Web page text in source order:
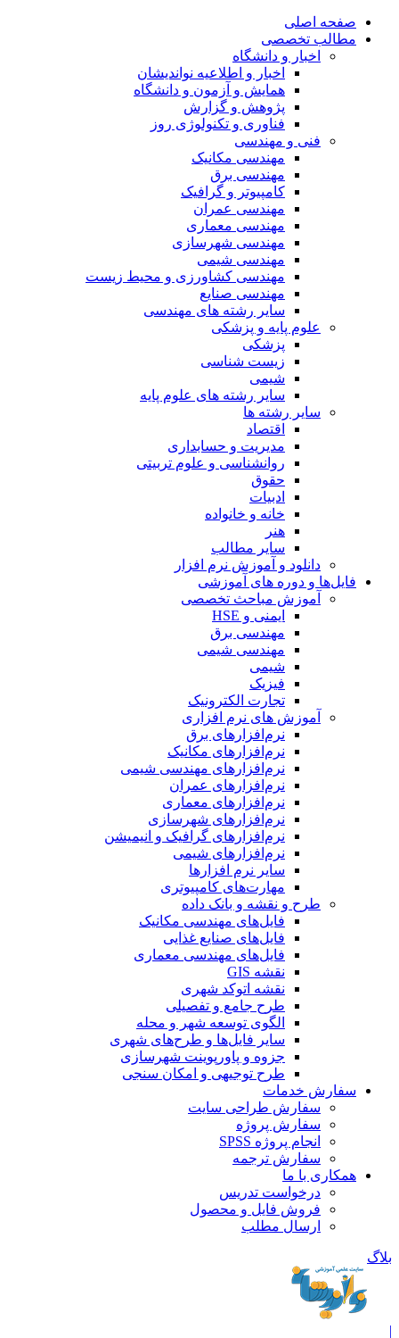
صفحه اصلی
مطالب تخصصی
اخبار و دانشگاه
اخبار و اطلاعیه نواندیشان
همایش و آزمون و دانشگاه
پژوهش و گزارش
فناوری و تکنولوژی روز
فنی و مهندسی
مهندسی مکانیک
مهندسی برق
کامپیوتر و گرافیک
مهندسی عمران
مهندسی معماری
مهندسی شهرسازی
مهندسی شیمی
مهندسی کشاورزی و محیط زیست
مهندسی صنایع
سایر رشته های مهندسی
علوم پایه و پزشکی
پزشکی
زیست شناسی
شیمی
سایر رشته های علوم پایه
سایر رشته ها
اقتصاد
مدیریت و حسابداری
روانشناسی و علوم تربیتی
حقوق
ادبیات
خانه و خانواده
هنر
سایر مطالب
دانلود و آموزش نرم افزار
فایل‌ها و دوره های آموزشی
آموزش مباحث تخصصی
ایمنی و HSE
مهندسی برق
مهندسی شیمی
شیمی
فیزیک
تجارت الکترونیک
آموزش های نرم افزاری
نرم‌افزارهای برق
نرم‌افزارهای مکانیک
نرم‌افزارهای مهندسی شیمی
نرم‌افزارهای عمران
نرم‌افزارهای معماری
نرم‌افزارهای شهرسازی
نرم‌افزارهای گرافیک و انیمیشن
نرم‌افزارهای شیمی
سایر نرم افزارها
مهارت‌های کامپیوتری
طرح و نقشه و بانک داده
فایل‌های مهندسی مکانیک
فایل‌های صنایع غذایی
فایل‌های مهندسی معماری
نقشه GIS
نقشه اتوکد شهری
طرح جامع و تفصیلی
الگوی توسعه شهر و محله
سایر فایل‌ها و طرح‌های شهری
جزوه و پاورپوینت شهرسازی
طرح توجیهی و امکان سنجی
سفارش خدمات
سفارش طراحی سایت
سفارش پروژه
انجام پروژه SPSS
سفارش ترجمه
همکاری با ما
درخواست تدریس
فروش فایل و محصول
ارسال مطلب